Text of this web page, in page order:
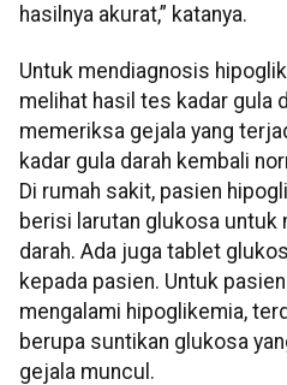
hasilnya akurat,” katanya.
Untuk mendiagnosis
melihat hasil tes kadar gula
memeriksa gejala yang
kadar gula darah kembali
Di rumah sakit, pasien
berisi larutan glukosa untuk
darah. Ada juga tablet
kepada pasien. Untuk
mengalami hipoglikemia,
berupa suntikan glukosa
gejala muncul.